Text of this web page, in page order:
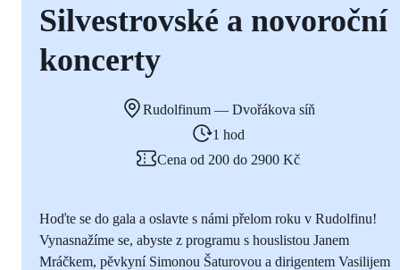
Silvestrovské a novoroční
koncerty
Rudolfinum — Dvořákova síň
1 hod
Cena od 200 do 2900 Kč
Hoďte se do gala a oslavte s námi přelom roku v Rudolfinu!
Vynasnažíme se, abyste z programu s houslistou Janem
Mráčkem, pěvkyní Simonou Šaturovou a dirigentem Vasilijem